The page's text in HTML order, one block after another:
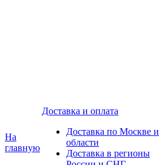
На
главную
Доставка и оплата
Доставка по Москве и
области
Доставка в регионы